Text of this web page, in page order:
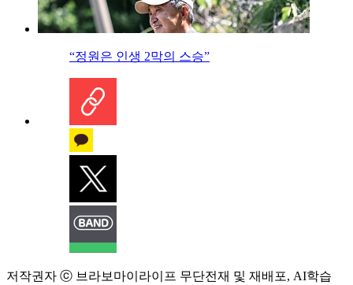
“정원은 인생 2막의 스승”
저작권자 ⓒ 브라보마이라이프 무단전재 및 재배포, AI학습